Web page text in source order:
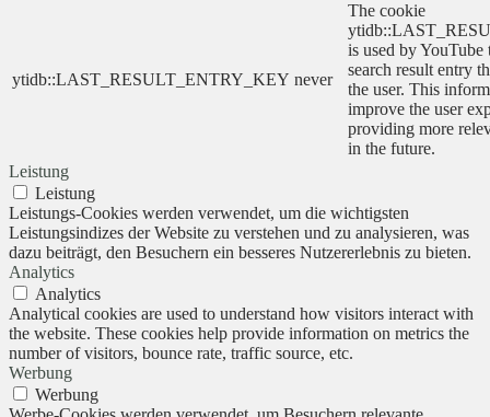
ytidb::LAST_RESULT_ENTRY_KEY never
The cookie
is used by YouTube
search result entry
the user. This
improve the user
providing more
in the future.
Leistung
Leistung
Leistungs-Cookies werden verwendet, um die wichtigsten
Leistungsindizes der Website zu verstehen und zu analysieren, was
dazu beiträgt, den Besuchern ein besseres Nutzererlebnis zu bieten.
Analytics
Analytics
Analytical cookies are used to understand how visitors interact with
the website. These cookies help provide information on metrics the
number of visitors, bounce rate, traffic source, etc.
Werbung
Werbung